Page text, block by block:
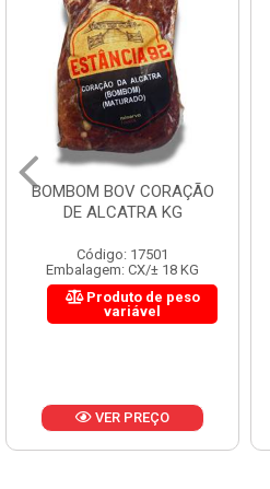
BOMBOM BOV CORAÇÃO
DE ALCATRA KG
Código: 17501
Embalagem: CX/± 18 KG
Produto de peso
variável
VER PREÇO